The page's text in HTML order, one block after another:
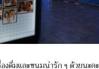
งดื่มและขนมน่ารัก ๆ ด้วยนะคะ